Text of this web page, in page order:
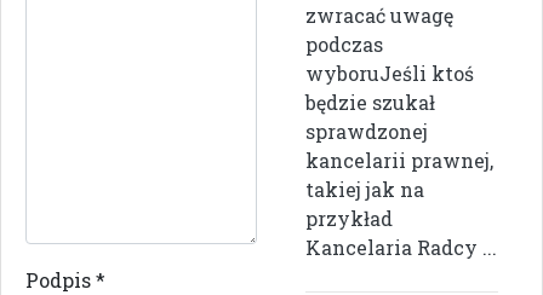
Podpis*
zwracać uwagę
podczas
wyboruJeśli ktoś
będzie szukał
sprawdzonej
kancelarii prawnej,
takiej jak na
przykład
Kancelaria Radcy ...